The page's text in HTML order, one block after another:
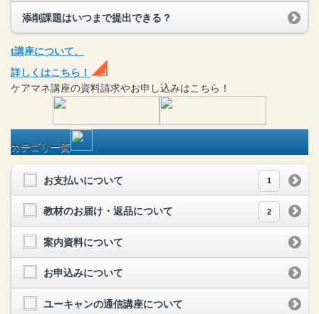
添削課題はいつまで提出できる？
t講座について、
詳しくはこちら！
ケアマネ講座の資料請求やお申し込みはこちら！
カテゴリ一覧
お支払いについて 1
教材のお届け・返品について 2
案内資料について
お申込みについて
ユーキャンの通信講座について